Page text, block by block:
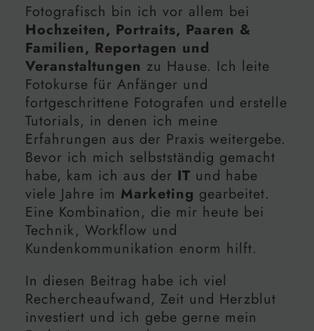
Fotografisch bin ich vor allem bei
Hochzeiten, Portraits, Paaren &
Familien, Reportagen und
Veranstaltungen zu Hause. Ich leite
Fotokurse für Anfänger und
fortgeschrittene Fotografen und erstelle
Tutorials, in denen ich meine
Erfahrungen aus der Praxis weitergebe.
Bevor ich mich selbstständig gemacht
habe, kam ich aus der IT und habe
viele Jahre im Marketing gearbeitet.
Eine Kombination, die mir heute bei
Technik, Workflow und
Kundenkommunikation enorm hilft.
In diesen Beitrag habe ich viel
Rechercheaufwand, Zeit und Herzblut
investiert und ich gebe gerne mein